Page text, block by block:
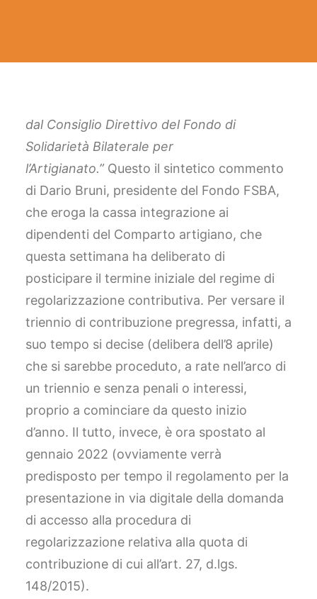
Ricerca
dal Consiglio Direttivo del Fondo di
Solidarietà Bilaterale per
l’Artigianato.” Questo il sintetico commento
di Dario Bruni, presidente del Fondo FSBA,
che eroga la cassa integrazione ai
dipendenti del Comparto artigiano, che
questa settimana ha deliberato di
posticipare il termine iniziale del regime di
regolarizzazione contributiva. Per versare il
triennio di contribuzione pregressa, infatti, a
suo tempo si decise (delibera dell’8 aprile)
che si sarebbe proceduto, a rate nell’arco di
un triennio e senza penali o interessi,
proprio a cominciare da questo inizio
d’anno. Il tutto, invece, è ora spostato al
gennaio 2022 (ovviamente verrà
predisposto per tempo il regolamento per la
presentazione in via digitale della domanda
di accesso alla procedura di
regolarizzazione relativa alla quota di
contribuzione di cui all’art. 27, d.lgs.
148/2015).